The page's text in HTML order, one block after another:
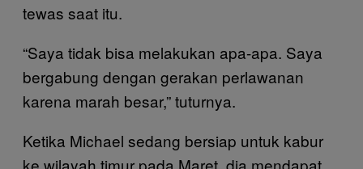
tewas saat itu.
“Saya tidak bisa melakukan apa-apa. Saya
bergabung dengan gerakan perlawanan
karena marah besar,” tuturnya.
Ketika Michael sedang bersiap untuk kabur
ke wilayah timur pada Maret, dia mendapat